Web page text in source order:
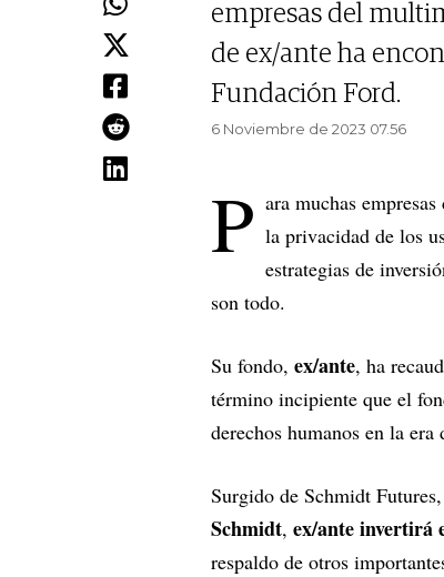
empresas del
de ex/ante ha
Fundación Ford.
6 Noviembre de 2023 07.56
P ara muchas
la privacidad de los
estrategias de
son todo.
Su fondo, ex/ante, ha
término incipiente que el
derechos humanos en la era
Surgido de Schmidt
Schmidt, ex/ante invertirá
respaldo de otros